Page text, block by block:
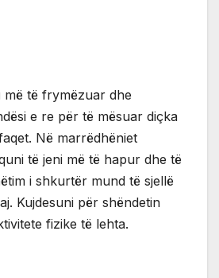
më të frymëzuar dhe
e re për të mësuar diçka
Në marrëdhëniet
të jeni më të hapur dhe të
i shkurtër mund të sjellë
Kujdesuni për shëndetin
fizike të lehta.